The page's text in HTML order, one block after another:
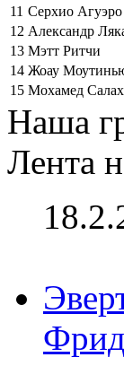
11 Серхио Агуэро
12 Александр
13 Мэтт Ритчи
14 Жоау
15 Мохамед Салах
Наша
Лента